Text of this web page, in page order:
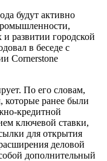
будут активно
развитии городской
в беседе с
Cornerstone
По его словам,
которые ранее были
кредитной
ключевой ставки,
для открытия
деловой
дополнительный